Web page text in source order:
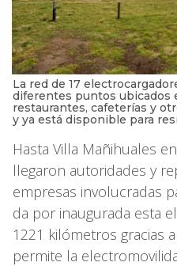
La red de 17
diferentes puntos ubicados
restaurantes, cafeterías y
y ya está disponible para
Hasta Villa Mañihuales
llegaron autoridades y
empresas involucradas
da por inaugurada esta
1221 kilómetros gracias
permite la